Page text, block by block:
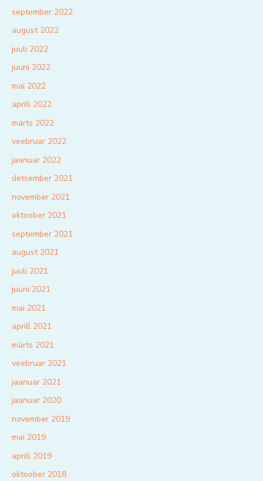
september 2022
august 2022
juuli 2022
juuni 2022
mai 2022
aprill 2022
märts 2022
veebruar 2022
jaanuar 2022
detsember 2021
november 2021
oktoober 2021
september 2021
august 2021
juuli 2021
juuni 2021
mai 2021
aprill 2021
märts 2021
veebruar 2021
jaanuar 2021
jaanuar 2020
november 2019
mai 2019
aprill 2019
oktoober 2018